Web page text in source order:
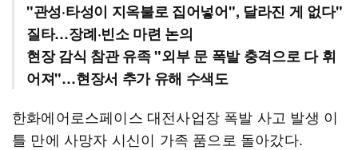
"관성·타성이 지옥불로 집어넣어", 달라진 게 없다"
질타…장례·빈소 마련 논의
현장 감식 참관 유족 "외부 문 폭발 충격으로 다 휘
어져"…현장서 추가 유해 수색도
한화에어로스페이스 대전사업장 폭발 사고 발생 이
틀 만에 사망자 시신이 가족 품으로 돌아갔다.